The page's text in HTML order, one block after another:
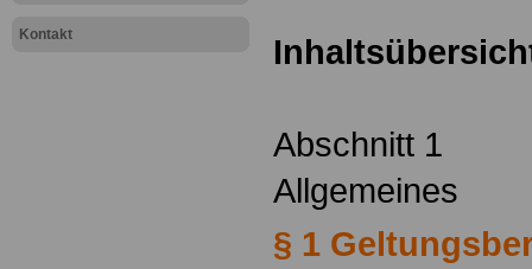
Kontakt
Abschnitt 1
Allgemeines
§ 1